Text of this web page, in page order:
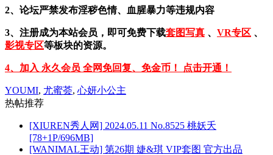
2、论坛严禁发布淫秽色情、血腥暴力等违规内容
3、注册成为本站会员，即可免费下载套图写真 、 VR专区 、
影视专区等板块的资源。
4、加入 永久会员 全网免回复、免金币！ 点击开通！
YOUMI, 尤蜜荟, 心妍小公主
热帖推荐
[XIUREN秀人网] 2024.05.11 No.8525 桃妖夭
[78+1P/696MB]
[WANIMAL王动] 第26期 婕&琪 VIP套图 官方出品